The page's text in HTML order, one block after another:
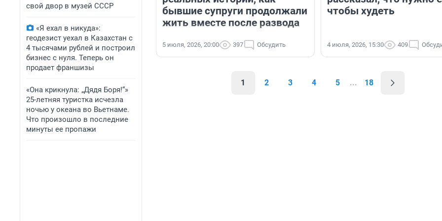
свой двор в музей СССР
«Я ехал в никуда»:
геодезист уехал в Казахстан с
4 тысячами рублей и построил
бизнес с нуля. Теперь он
продает франшизы
«Она крикнула: „Дядя Боря!“»
25-летняя туристка исчезла
ночью у океана во Вьетнаме.
Что произошло в последние
минуты ее пропажи
бывшие супруги продолжали
жить вместе после развода
5 июля, 2026, 20:00 397 Обсудить
чтобы худеть
4 июля, 2026, 15:30 409
1 2 3 4 5 ... 18